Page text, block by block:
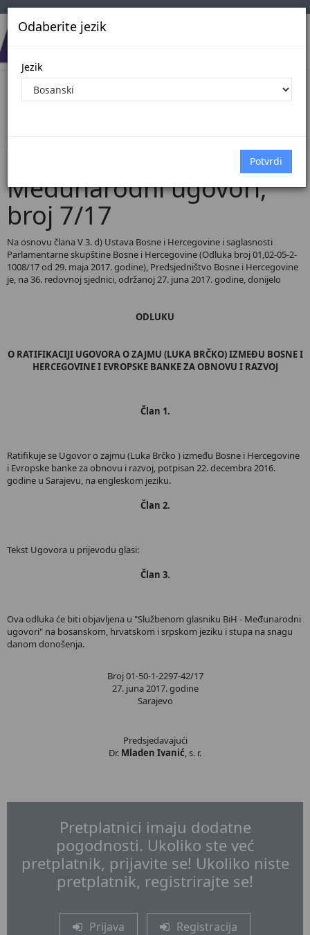
Odaberite jezik
Jezik
Pregled Dokumenata| Broj 7/17
Međunarodni ugovori,
broj 7/17
Na osnovu člana V 3. d) Ustava Bosne i Hercegovine i saglasnosti
Parlamentarne skupštine Bosne i Hercegovine (Odluka broj 01,02-05-2-
1008/17 od 29. maja 2017. godine), Predsjedništvo Bosne i Hercegovine
je, na 36. redovnoj sjednici, održanoj 27. juna 2017. godine, donijelo
ODLUKU
O RATIFIKACIJI UGOVORA O ZAJMU (LUKA BRČKO) IZMEĐU BOSNE I
HERCEGOVINE I EVROPSKE BANKE ZA OBNOVU I RAZVOJ
Član 1.
Ratifikuje se Ugovor o zajmu (Luka Brčko ) između Bosne i Hercegovine
i Evropske banke za obnovu i razvoj, potpisan 22. decembra 2016.
godine u Sarajevu, na engleskom jeziku.
Član 2.
Tekst Ugovora u prijevodu glasi:
Član 3.
Ova odluka će biti objavljena u "Službenom glasniku BiH - Međunarodni
ugovori" na bosanskom, hrvatskom i srpskom jeziku i stupa na snagu
danom donošenja.
Broj 01-50-1-2297-42/17
27. juna 2017. godine
Sarajevo
Predsjedavajući
Dr. Mladen Ivanić, s. r.
Pretplatnici imaju dodatne
pogodnosti. Ukoliko ste već
pretplatnik, prijavite se! Ukoliko niste
pretplatnik, registrirajte se!
Prijava Registracija